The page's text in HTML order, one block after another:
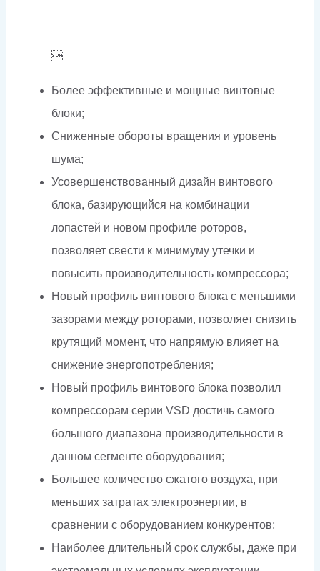

Более эффективные и мощные винтовые
блоки;
Сниженные обороты вращения и уровень
шума;
Усовершенствованный дизайн винтового
блока, базирующийся на комбинации
лопастей и новом профиле роторов,
позволяет свести к минимуму утечки и
повысить производительность компрессора;
Новый профиль винтового блока с меньшими
зазорами между роторами, позволяет снизить
крутящий момент, что напрямую влияет на
снижение энергопотребления;
Новый профиль винтового блока позволил
компрессорам серии VSD достичь самого
большого диапазона производительности в
данном сегменте оборудования;
Большее количество сжатого воздуха, при
меньших затратах электроэнергии, в
сравнении с оборудованием конкурентов;
Наиболее длительный срок службы, даже при